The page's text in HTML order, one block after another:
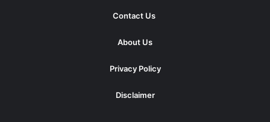
Contact Us
About Us
Privacy Policy
Disclaimer